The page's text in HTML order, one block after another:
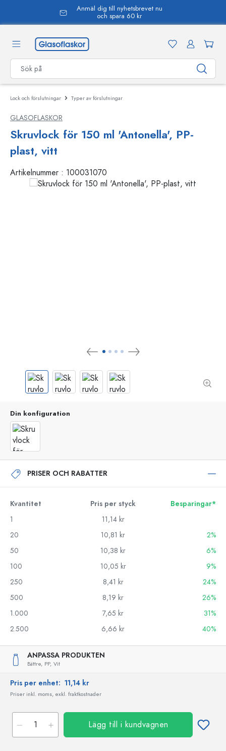
Anmäl dig till nyhetsbrevet nu
och spara 60 kr
Lock och förslutningar Typer av förslutningar
GLASOFLASKOR
Skruvlock för 150 ml 'Antonella', PP-
plast, vitt
Artikelnummer : 100031070
Din konfiguration
PRISER OCH RABATTER
Kvantitet Pris per styck
Besparingar*
1
11,14 kr
20
10,81 kr
2%
50
10,38 kr
6%
100
10,05 kr
9%
250
8,41 kr
24%
500
8,19 kr
26%
1.000
7,65 kr
31%
2.500
6,66 kr 40%
ANPASSA PRODUKTEN
Bättre, PP, Vit
Pris per enhet: 11,14 kr
Priser inkl. moms, exkl. fraktkostnader
Lägg till i kundvagnen